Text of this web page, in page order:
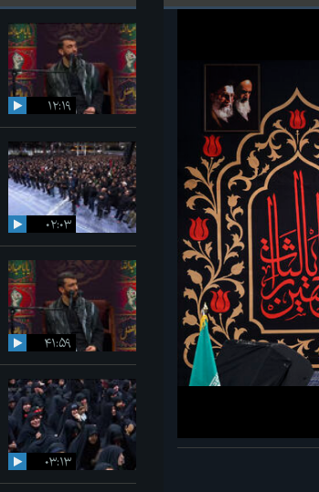
۱۲:۱۹
۰۲:۰۳
۴۱:۵۹
۰۳:۱۳